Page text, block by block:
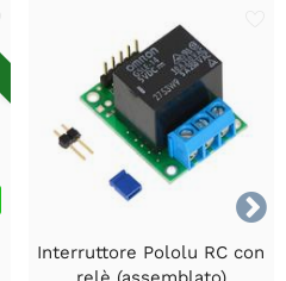

Interruttore Pololu RC con